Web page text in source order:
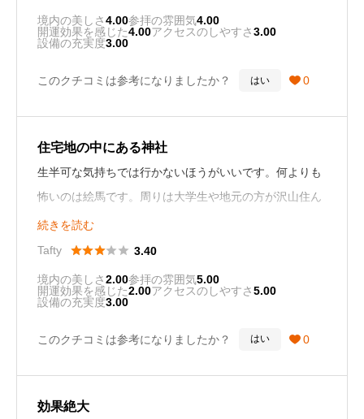
で、神様へ意図がしっかりと通じた様に思いました。
ました。
境内の美しさ4.00参拝の雰囲気4.00
開運効果を感じた4.00アクセスのしやすさ3.00
設備の充実度3.00
このクチコミは参考になりましたか？ はい  0
住宅地の中にある神社
生半可な気持ちでは行かないほうがいいです。何よりも
怖いのは絵馬です。周りは大学生や地元の方が沢山住ん
でいますのであまり騒がないほうが良いです。
続きを読む
Tafty
 3.40
境内の美しさ2.00参拝の雰囲気5.00
開運効果を感じた2.00アクセスのしやすさ5.00
設備の充実度3.00
このクチコミは参考になりましたか？ はい  0
効果絶大